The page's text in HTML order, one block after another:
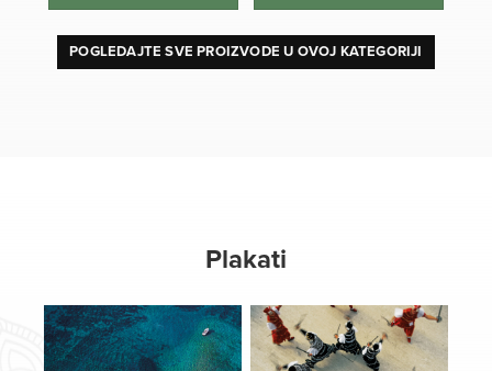
POGLEDAJTE SVE PROIZVODE U OVOJ KATEGORIJI
Plakati